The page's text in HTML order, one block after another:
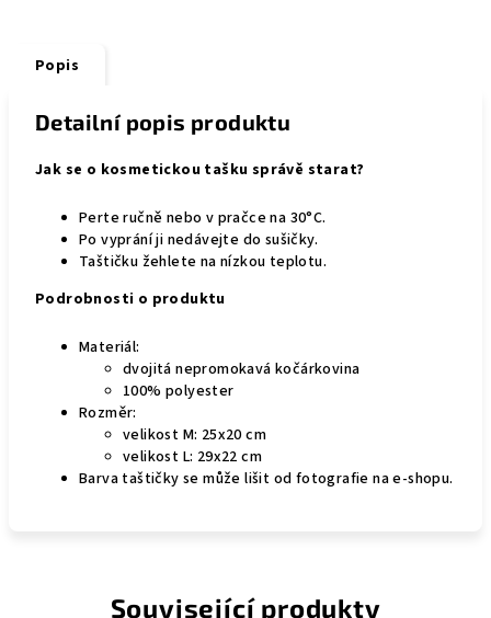
Popis
Detailní popis produktu
Jak se o kosmetickou tašku správě starat?
Perte ručně nebo v pračce na 30°C.
Po vyprání ji nedávejte do sušičky.
Taštičku žehlete na nízkou teplotu.
Podrobnosti o produktu
Materiál:
dvojitá nepromokavá kočárkovina
100% polyester
Rozměr:
velikost M: 25x20 cm
velikost L: 29x22 cm
Barva taštičky se může lišit od fotografie na e-shopu.
Související produkty